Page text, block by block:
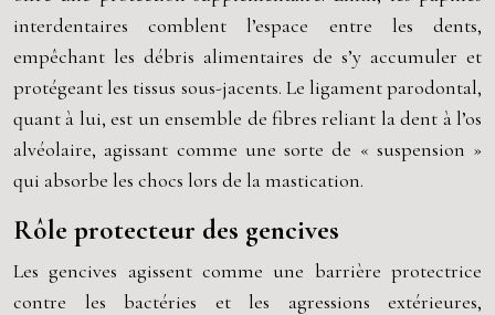
interdentaires comblent l’espace entre les dents,
empêchant les débris alimentaires de s’y accumuler et
protégeant les tissus sous-jacents. Le ligament parodontal,
quant à lui, est un ensemble de fibres reliant la dent à l’os
alvéolaire, agissant comme une sorte de « suspension »
qui absorbe les chocs lors de la mastication.
Rôle protecteur des gencives
Les gencives agissent comme une barrière protectrice
contre les bactéries et les agressions extérieures,